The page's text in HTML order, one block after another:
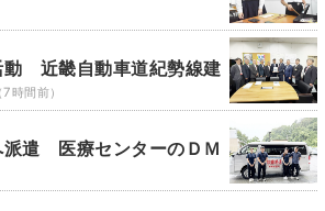
動 近畿自動車道紀勢線建
7時間前）
派遣 医療センターのＤＭ